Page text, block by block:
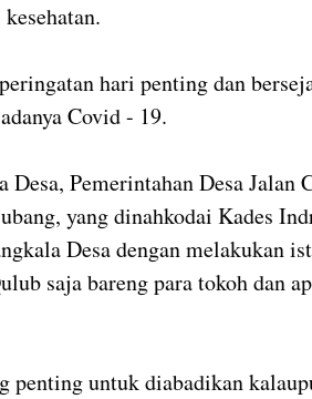
hari penting dan
Covid - 19.
Pemerintahan Desa Jalan
yang dinahkodai Kades
Desa dengan melakukan
saja bareng para tokoh dan
penting untuk diabadikan